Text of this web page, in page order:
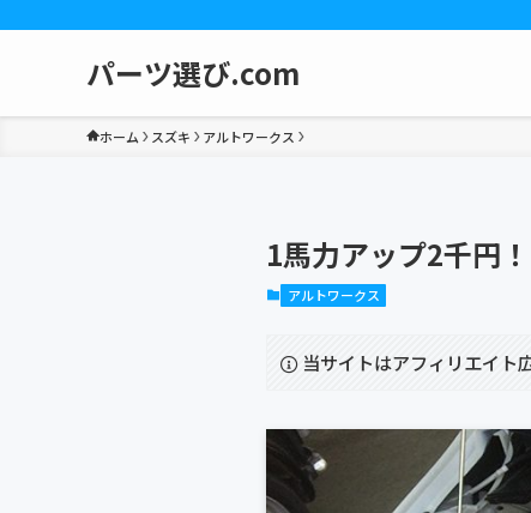
パーツ選び.com
ホーム スズキ アルトワークス
1馬力アップ2千円
アルトワークス
当サイトはアフィリエイト